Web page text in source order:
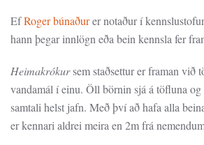
EfRoger búnaðurer notaður í
hann þegar innlögn eða bein kennsla fer
Heimakrókursem staðsettur er framan við
vandamál í einu. Öll börnin sjá á töfluna
samtali helst jafn. Með því að hafa alla
er kennari aldrei meira en 2m frá